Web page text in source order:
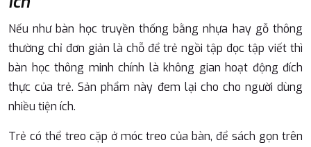
Nếu như bàn học truyền thống bằng nhựa hay gỗ thông
thường chỉ đơn giản là chỗ để trẻ ngồi tập đọc tập viết thì
bàn học thông minh chính là không gian hoạt động đích
thực của trẻ. Sản phẩm này đem lại cho cho người dùng
nhiều tiện ích.
Trẻ có thể treo cặp ở móc treo của bàn, để sách gọn trên